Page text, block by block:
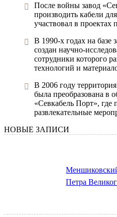
После войны завод
производить кабели
участвовал в
В 1990-х годах на базе
создан научно-
сотрудники которого
технологий и
В 2006 году
была преобразована в
«Севкабель Порт», где
развлекательные
НОВЫЕ ЗАПИСИ
Петра